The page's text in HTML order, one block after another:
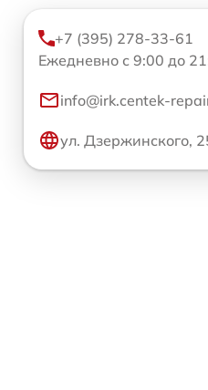
+7 (395) 278-33-61
Ежедневно с 9:00 до
info@irk.centek-
ул. Дзержинского,